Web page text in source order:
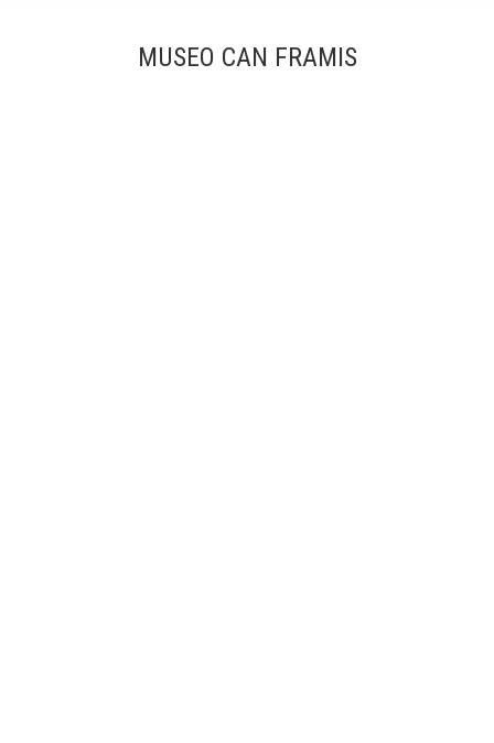
MUSEO CAN FRAMIS